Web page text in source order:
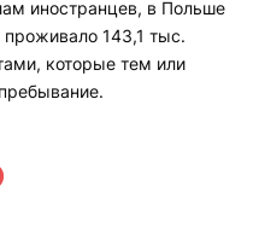
иностранцев, в Польше
143,1 тыс.
которые тем или